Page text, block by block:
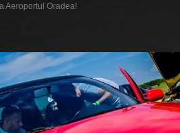
Aeroportul Oradea!